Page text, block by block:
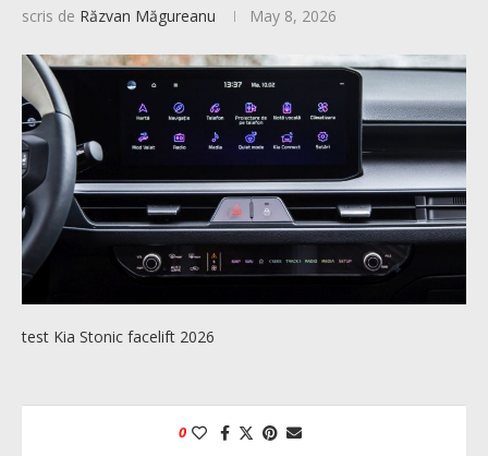
scris de Răzvan Măgureanu May 8, 2026
test Kia Stonic facelift 2026
0